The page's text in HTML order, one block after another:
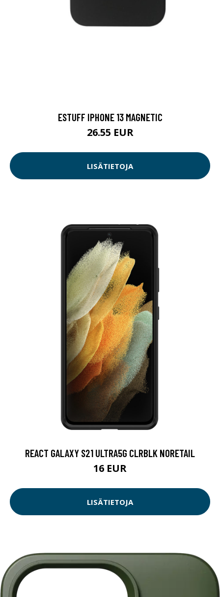
ESTUFF IPHONE 13 MAGNETIC
26.55 EUR
LISÄTIETOJA
REACT GALAXY S21 ULTRA5G CLRBLK NORETAIL
16 EUR
LISÄTIETOJA